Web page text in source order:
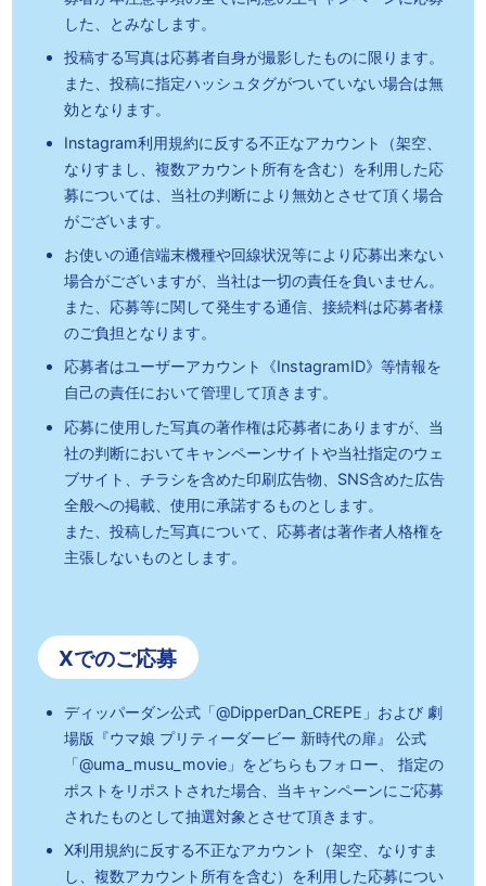
した、とみなします。
投稿する写真は応募者自身が撮影したものに限ります。
また、投稿に指定ハッシュタグがついていない場合は無
効となります。
Instagram利用規約に反する不正なアカウント（架空、
なりすまし、複数アカウント所有を含む）を利用した応
募については、 当社の判断により無効とさせて頂く場合
がございます。
お使いの通信端末機種や回線状況等により応募出来ない
場合がございますが、当社は一切の責任を負いません。
また、応募等に関して発生する通信、接続料は応募者様
のご負担となります。
応募者はユーザーアカウント《InstagramID》等情報を
自己の責任において管理して頂きます。
応募に使用した写真の著作権は応募者にありますが、当
社の判断においてキャンペーンサイトや当社指定のウェ
ブサイト、チラシを含めた印刷広告物、SNS含めた広告
全般への掲載、使用に承諾するものとします。
また、投稿した写真について、応募者は著作者人格権を
主張しないものとします。
Xでのご応募
ディッパーダン公式「@DipperDan_CREPE」および 劇
場版『ウマ娘 プリティーダービー 新時代の扉』 公式
「@uma_musu_movie」をどちらもフォロー、
指定の
ポストをリポストされた場合、当キャンペーンにご応募
されたものとして抽選対象とさせて頂きます。
X利用規約に反する不正なアカウント（架空、なりすま
し、複数アカウント所有を含む）を利用した応募につい